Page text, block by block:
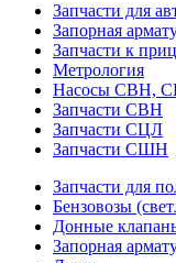
Запчасти для
Запорная
Запчасти к
Метрология
Насосы СВН,
Запчасти СВН
Запчасти СЦЛ
Запчасти СШН
Запчасти для
Бензовозы
Донные
Запорная